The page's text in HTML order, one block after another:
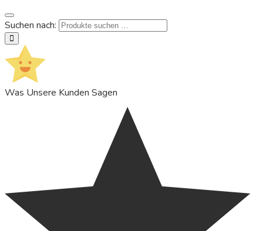
Suchen nach:
suchen
Was Unsere Kunden Sagen